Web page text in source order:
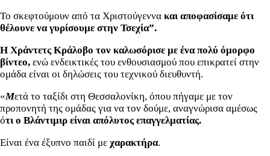
Το σκεφτούμουν από τα Χριστούγεννα και αποφασίσαμε ότι
θέλουνε να γυρίσουμε στην Τσεχία”.
Η Χράντετς Κράλοβο τον καλωσόρισε με ένα πολύ όμορφο
βίντεο, ενώ ενδεικτικές του ενθουσιασμού που επικρατεί στην
ομάδα είναι οι δηλώσεις του τεχνικού διευθυντή.
«Μετά το ταξίδι στη Θεσσαλονίκη, όπου πήγαμε με τον
προπονητή της ομάδας για να τον δούμε, αναγνώρισα αμέσως
ότι ο Βλάντιμιρ είναι απόλυτος επαγγελματίας.
Είναι ένα έξυπνο παιδί με χαρακτήρα.